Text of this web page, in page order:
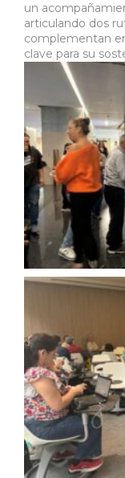
un
articulando dos
complementan
clave para su